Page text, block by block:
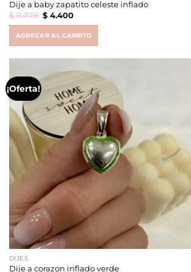
Dije a baby zapatito celeste inflado
$11.779 Original
price
$ 11.779.
$4.400Current
$ 4.400.
AGREGAR AL CARRITO
¡Oferta!
DIJES
Dije a corazon inflado verde